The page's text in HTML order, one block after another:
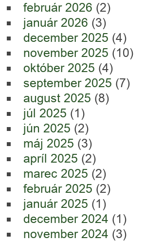
február 2026 (2)
január 2026 (3)
december 2025 (4)
november 2025 (10)
október 2025 (4)
september 2025 (7)
august 2025 (8)
júl 2025 (1)
jún 2025 (2)
máj 2025 (3)
apríl 2025 (2)
marec 2025 (2)
február 2025 (2)
január 2025 (1)
december 2024 (1)
november 2024 (3)